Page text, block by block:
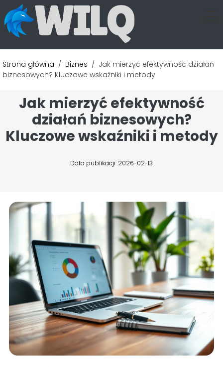
Strona główna / Biznes / Jak mierzyć efektywność działań
biznesowych? Kluczowe wskaźniki i metody
Jak mierzyć efektywność
działań biznesowych?
Kluczowe wskaźniki i metody
Data publikacji: 2026-02-13